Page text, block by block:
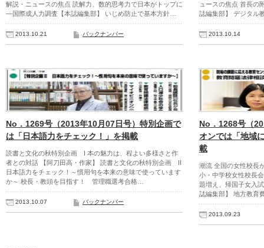
解説・ニュースの焦点 読解力、数的思考力で日本がトップに
―国際成人力調査【本誌編集部】 いじめ防止で基本方針…
2013.10.21 バックナンバー
ュースの焦点 首長の
誌編集部】 デジタル
2013.10.14
No．1269号（2013年10月07日号）特別企画で
は「日本語力をチェック！」を掲載
読書と文化の秋特別企画 I 本の魅力は、程よい多様さと作
者との対話 【阿刀田高・作家】 読書と文化の秋特別企画 II
日本語力をチェック！～慣用句を本来の意味で使っています
か～ 校長・教頭を目指す！ 管理職選考合格…
2013.10.07 バックナンバー
No．1268号（
オンでは「地域
載
潮流 全国の女性校長
小・中学校女性校長
題増え、帰国子女入
誌編集部】 地方教育
2013.09.23